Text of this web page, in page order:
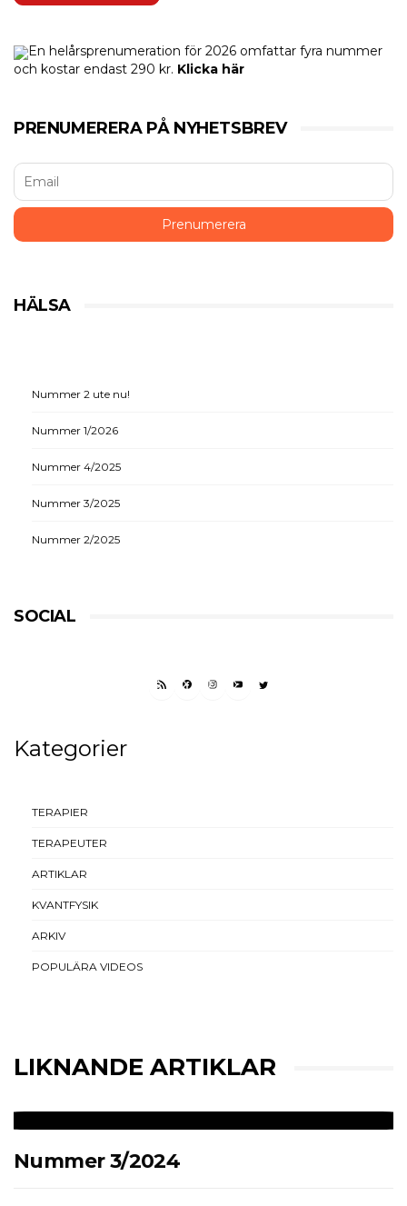
En helårsprenumeration för 2026 omfattar fyra nummer
och kostar endast 290 kr. Klicka här
PRENUMERERA PÅ NYHETSBREV
HÄLSA
Nummer 2 ute nu!
Nummer 1/2026
Nummer 4/2025
Nummer 3/2025
Nummer 2/2025
SOCIAL
RSS FEEDFACEBOOK
INSTAGRAM
YOUTUBETWITTER
Kategorier
TERAPIER
TERAPEUTER
ARTIKLAR
KVANTFYSIK
ARKIV
POPULÄRA VIDEOS
LIKNANDE ARTIKLAR
Nummer 3/2024